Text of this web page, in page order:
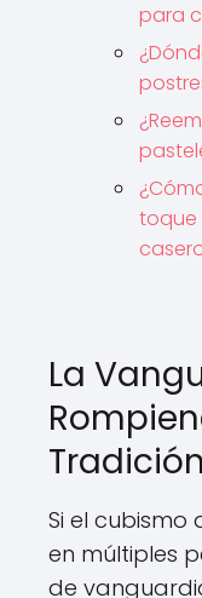
para
toque
La
Tradición
Si el
en múltiples
de